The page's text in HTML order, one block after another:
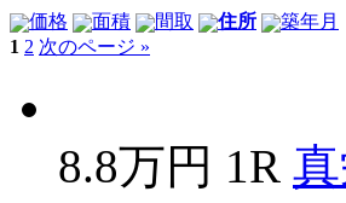
価格 面積 間取 住所
築年月
1 2 次のページ »
8.8万円 1R